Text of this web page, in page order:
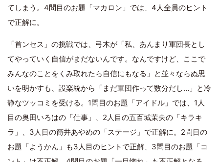
てしまう。4問目のお題「マカロン」では、4人全員のヒント
で正解に。
「首ンセス」の挑戦では、弓木が「私、あんまり軍団長とし
てやっていく自信がまだないんです。なんですけど、ここで
みんなのことをくみ取れたら自信にもなる」と並々ならぬ思
いを明かすも、設楽統から「まだ軍団作って数分だし…」と冷
静なツッコミを受ける。1問目のお題「アイドル」では、1人
目の奥田いろはの「仕事」、2人目の五百城茉央の「キラキ
ラ」、3人目の筒井あやめの「ステージ」で正解に。2問目の
お題「ようかん」も3人目のヒントで正解、3問目のお題「コ